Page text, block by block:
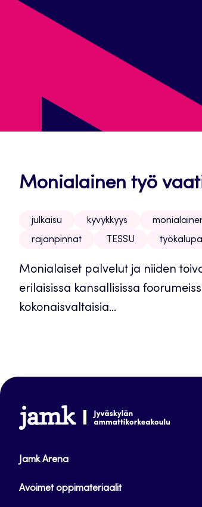
Monialainen työ
julkaisu kyvykkyys
rajanpinnat
TESSU
Monialaiset palvelut ja niiden
erilaisissa kansallisissa
kokonaisvaltaisia...
www.jamk.fi
Jamk Arena
Avoimet oppimateriaalit